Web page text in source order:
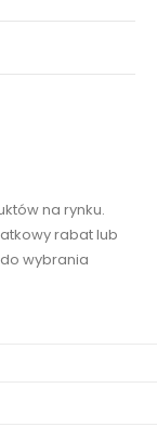
na rynku.
rabat lub
wybrania